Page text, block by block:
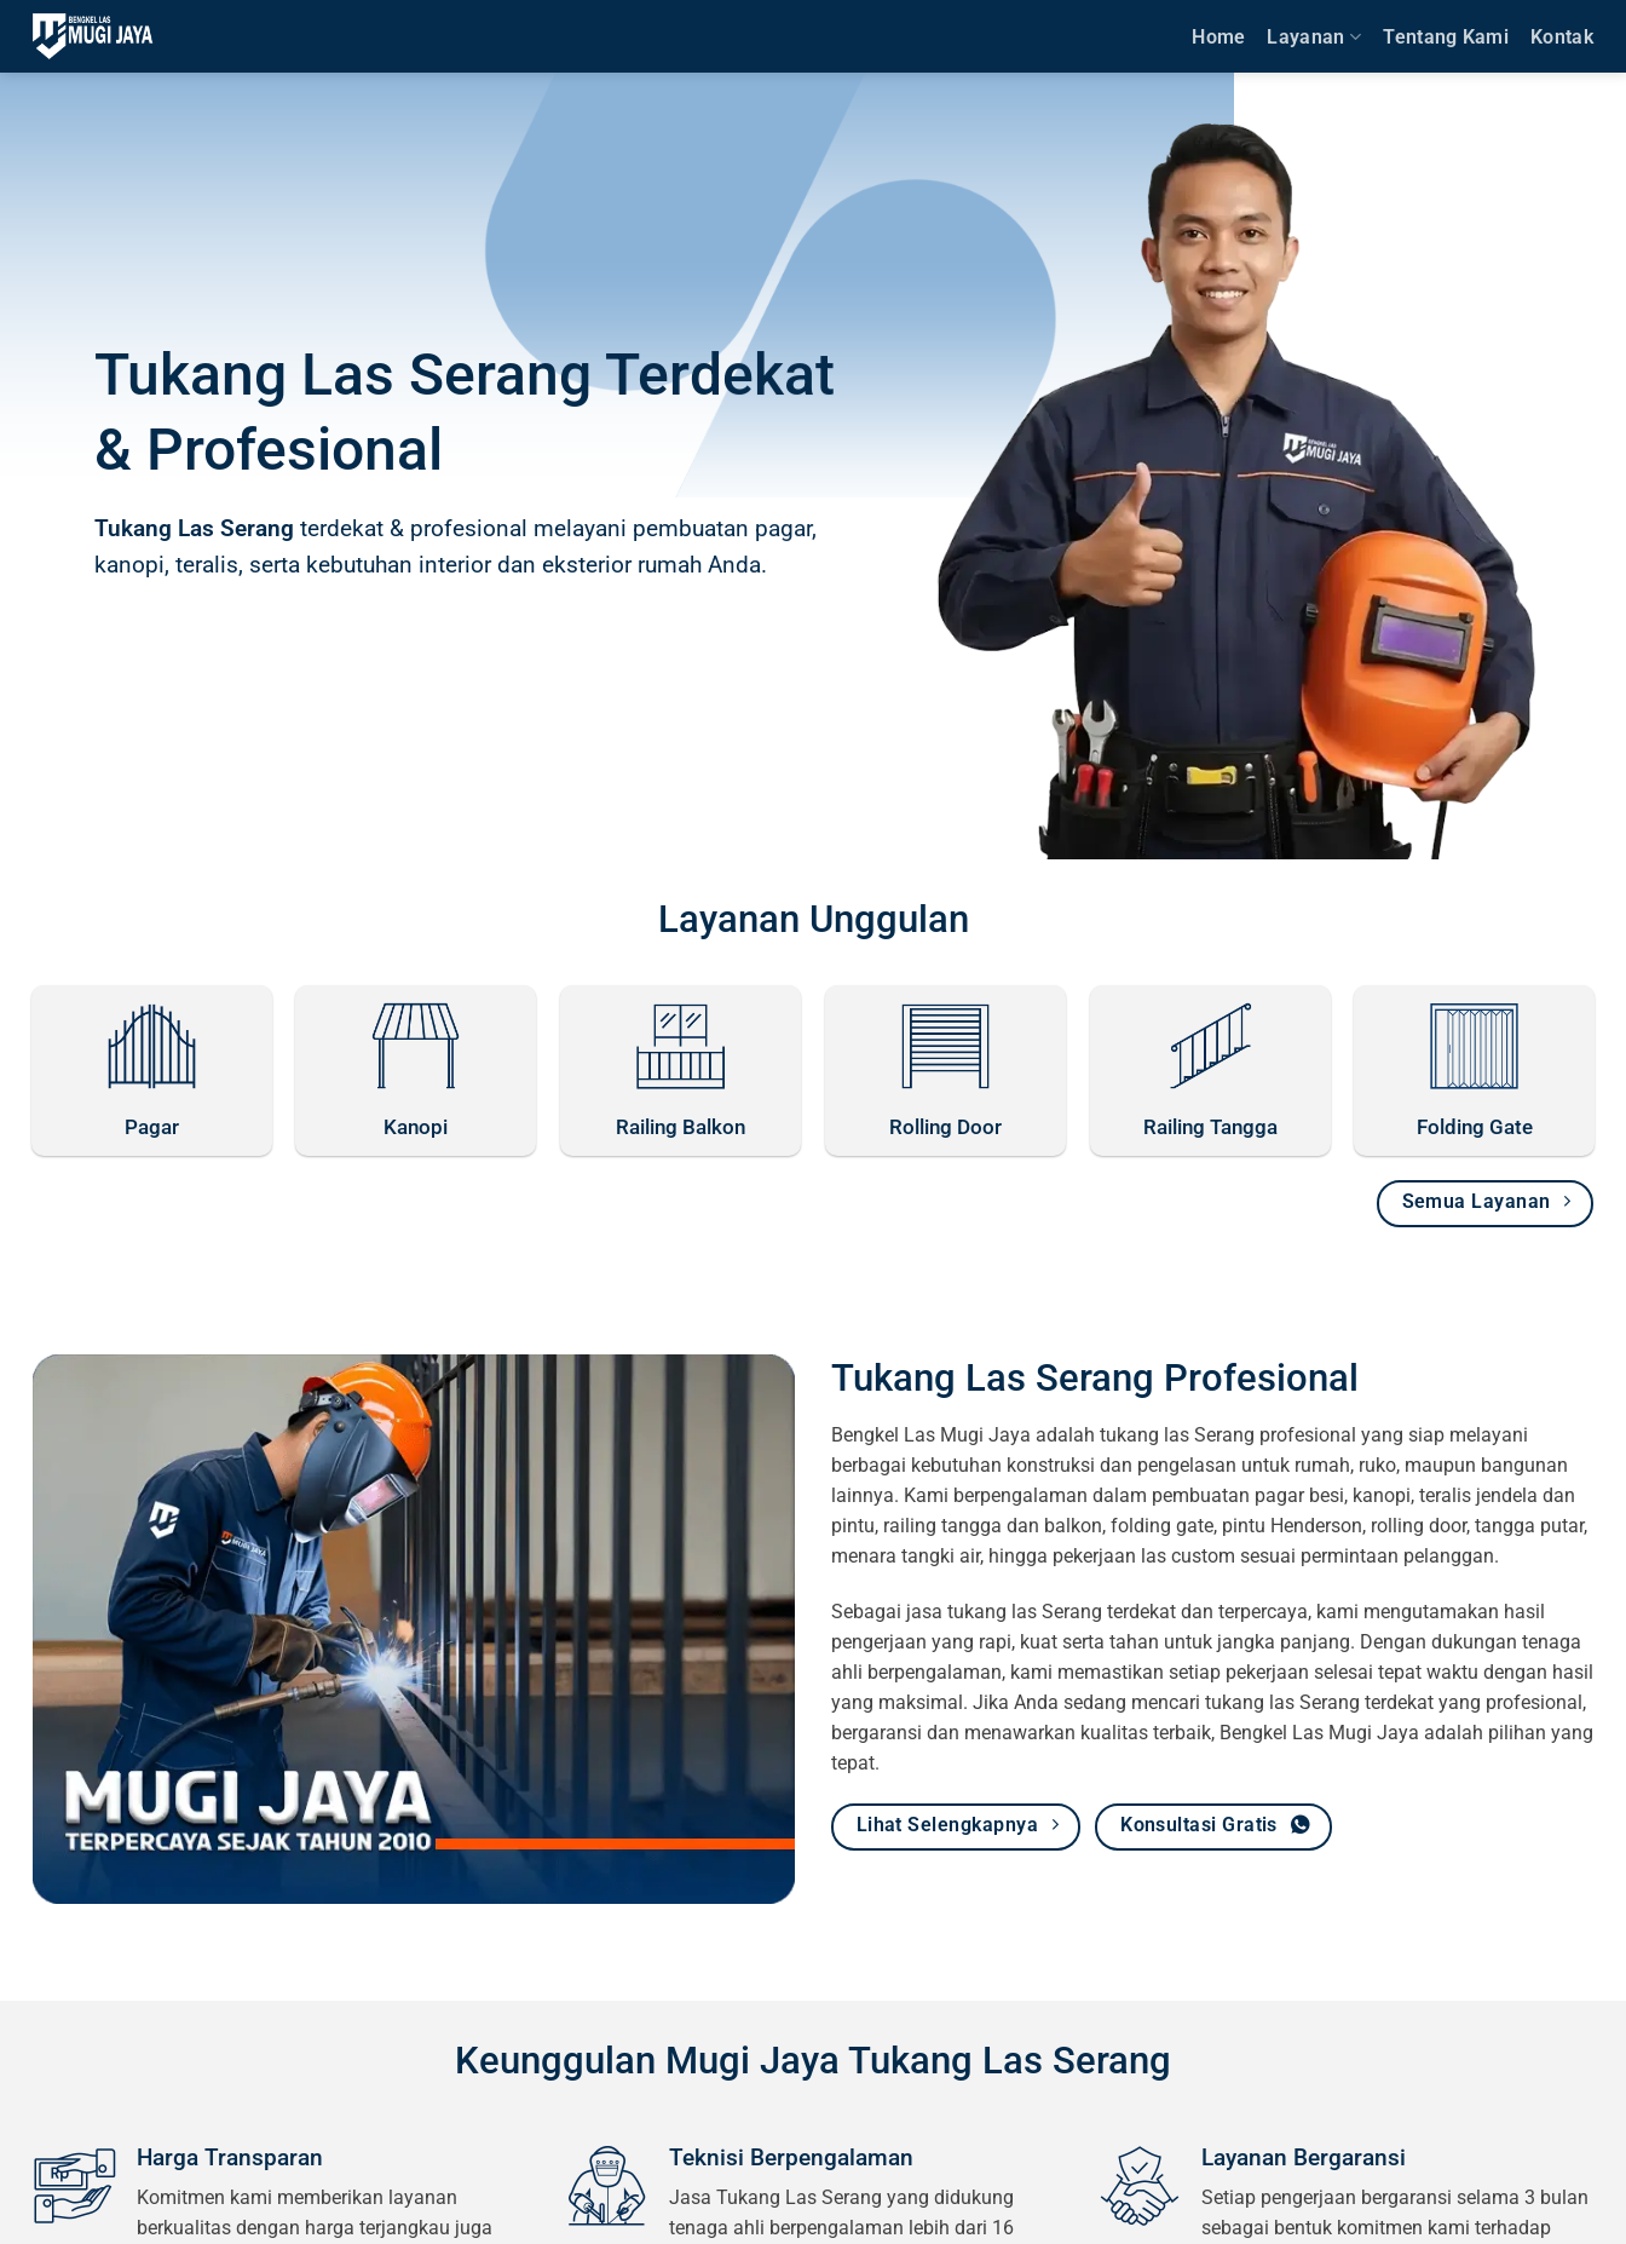
Skip
content
Home Layanan Tentang Kami Kontak
Tukang Las Serang Terdekat
& Profesional
Tukang Las Serang terdekat & profesional melayani pembuatan pagar,
kanopi, teralis, serta kebutuhan interior dan eksterior rumah Anda.
Layanan Unggulan
Pagar Kanopi Railing Balkon Rolling Door Railing Tangga Folding Gate
Semua Layanan
Tukang Las Serang Profesional
Bengkel Las Mugi Jaya adalah tukang las Serang profesional yang siap melayani
berbagai kebutuhan konstruksi dan pengelasan untuk rumah, ruko, maupun bangunan
lainnya. Kami berpengalaman dalam pembuatan pagar besi, kanopi, teralis jendela dan
pintu, railing tangga dan balkon, folding gate, pintu Henderson, rolling door, tangga putar,
menara tangki air, hingga pekerjaan las custom sesuai permintaan pelanggan.
Sebagai jasa tukang las Serang terdekat dan terpercaya, kami mengutamakan hasil
pengerjaan yang rapi, kuat serta tahan untuk jangka panjang. Dengan dukungan tenaga
ahli berpengalaman, kami memastikan setiap pekerjaan selesai tepat waktu dengan hasil
yang maksimal. Jika Anda sedang mencari tukang las Serang terdekat yang profesional,
bergaransi dan menawarkan kualitas terbaik, Bengkel Las Mugi Jaya adalah pilihan yang
tepat.
Lihat Selengkapnya Konsultasi Gratis
Keunggulan Mugi Jaya Tukang Las Serang
Harga Transparan
Komitmen kami memberikan layanan
berkualitas dengan harga terjangkau juga
Teknisi Berpengalaman
Jasa Tukang Las Serang yang didukung
tenaga ahli berpengalaman lebih dari 16
Layanan Bergaransi
Setiap pengerjaan bergaransi selama 3 bulan
sebagai bentuk komitmen kami terhadap